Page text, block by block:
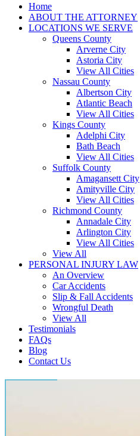
Home
ABOUT THE ATTORNEY
LOCATIONS WE SERVE
Queens County
Arverne City
Astoria City
View All Cities
Nassau County
Albertson City
Atlantic Beach
View All Cities
Kings County
Adelphi City
Bath Beach
View All Cities
Suffolk County
Amagansett City
Amityville City
View All Cities
Richmond County
Annadale City
Arlington City
View All Cities
View All
PERSONAL INJURY LAW
An Overview
Car Accidents
Slip & Fall Accidents
Wrongful Death
View All
Testimonials
FAQs
Blog
Contact Us